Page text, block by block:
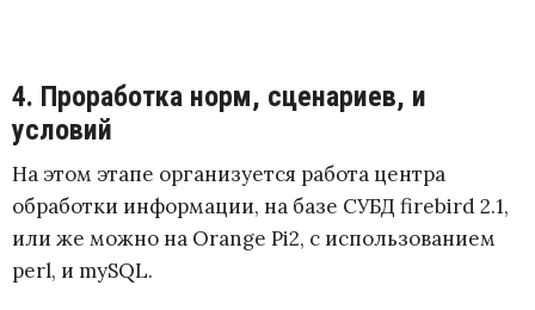
4. Проработка норм, сценариев, и
условий
На этом этапе организуется работа центра
обработки информации, на базе СУБД firebird 2.1,
или же можно на Orange Pi2, с использованием
perl, и mySQL.